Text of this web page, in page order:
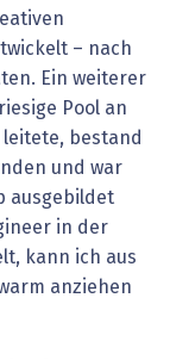
– nach
Ein weiterer
Pool an
leitete, bestand
und war
ausgebildet
in der
kann ich aus
anziehen